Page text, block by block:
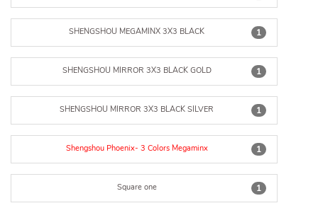
1
SHENGSHOU MEGAMINX 3X3 BLACK
1
SHENGSHOU MIRROR 3X3 BLACK GOLD
1
SHENGSHOU MIRROR 3X3 BLACK SILVER
1
Shengshou Phoenix- 3 Colors Megaminx
1
Square one